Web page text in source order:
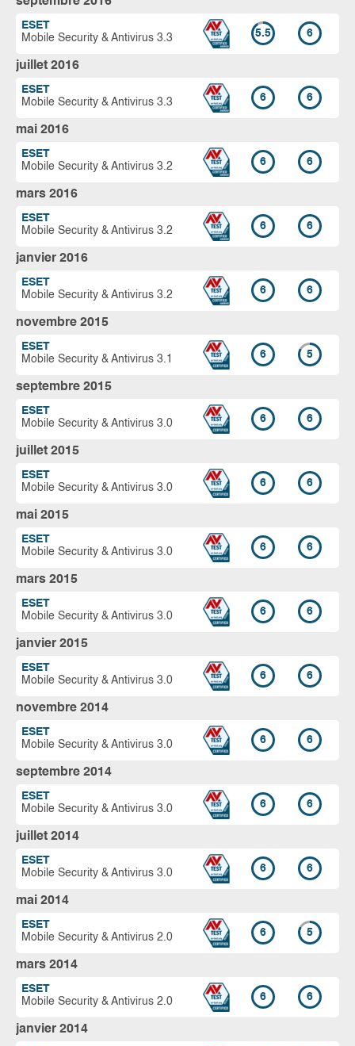
ESET
Mobile Security & Antivirus 3.3
5.5 6
juillet 2016
ESET
Mobile Security & Antivirus 3.3
6 6
mai 2016
ESET
Mobile Security & Antivirus 3.2
6 6
mars 2016
ESET
Mobile Security & Antivirus 3.2
6 6
janvier 2016
ESET
Mobile Security & Antivirus 3.2
6 6
novembre 2015
ESET
Mobile Security & Antivirus 3.1
6 5
septembre 2015
ESET
Mobile Security & Antivirus 3.0
6 6
juillet 2015
ESET
Mobile Security & Antivirus 3.0
6 6
mai 2015
ESET
Mobile Security & Antivirus 3.0
6 6
mars 2015
ESET
Mobile Security & Antivirus 3.0
6 6
janvier 2015
ESET
Mobile Security & Antivirus 3.0
6 6
novembre 2014
ESET
Mobile Security & Antivirus 3.0
6 6
septembre 2014
ESET
Mobile Security & Antivirus 3.0
6 6
juillet 2014
ESET
Mobile Security & Antivirus 3.0
6 6
mai 2014
ESET
Mobile Security & Antivirus 2.0
6 5
mars 2014
ESET
Mobile Security & Antivirus 2.0
6 6
janvier 2014